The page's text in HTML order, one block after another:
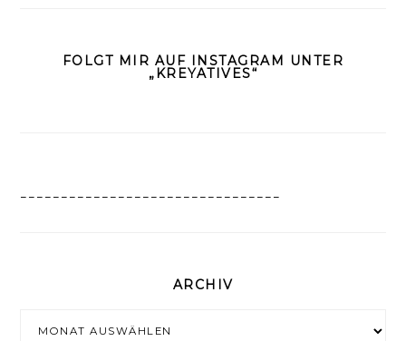
FOLGT MIR AUF INSTAGRAM UNTER
„KREYATIVES“
ARCHIV